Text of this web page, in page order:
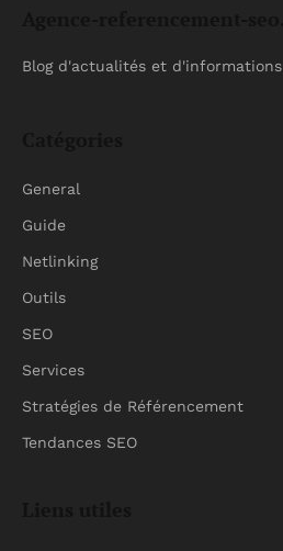
Blog d'actualités et d'informations
General
Guide
Netlinking
Outils
SEO
Services
Stratégies de Référencement
Tendances SEO